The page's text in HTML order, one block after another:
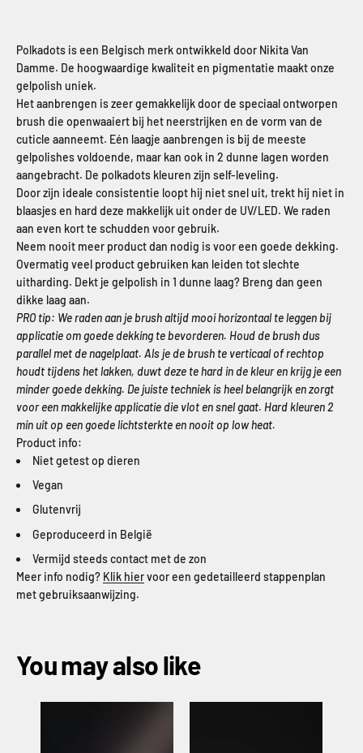
Polkadots is een Belgisch merk ontwikkeld door Nikita Van
Damme. De hoogwaardige kwaliteit en pigmentatie maakt onze
gelpolish uniek.
Het aanbrengen is zeer gemakkelijk door de speciaal ontworpen
brush die openwaaiert bij het neerstrijken en de vorm van de
cuticle aanneemt. Eén laagje aanbrengen is bij de meeste
gelpolishes voldoende, maar kan ook in 2 dunne lagen worden
aangebracht. De polkadots kleuren zijn self-leveling.
Door zijn ideale consistentie loopt hij niet snel uit, trekt hij niet in
blaasjes en hard deze makkelijk uit onder de UV/LED. We raden
aan even kort te schudden voor gebruik.
Neem nooit meer product dan nodig is voor een goede dekking.
Overmatig veel product gebruiken kan leiden tot slechte
uitharding. Dekt je gelpolish in 1 dunne laag? Breng dan geen
dikke laag aan.
PRO tip: We raden aan je brush altijd mooi horizontaal te leggen bij
applicatie om goede dekking te bevorderen. Houd de brush dus
parallel met de nagelplaat. Als je de brush te verticaal of rechtop
houdt tijdens het lakken, duwt deze te hard in de kleur en krijg je een
minder goede dekking. De juiste techniek is heel belangrijk en zorgt
voor een makkelijke applicatie die vlot en snel gaat. Hard kleuren 2
min uit op een goede lichtsterkte en nooit op low heat.
Product info:
Niet getest op dieren
Vegan
Glutenvrij
Geproduceerd in België
Vermijd steeds contact met de zon
Meer info nodig? Klik hiervoor een gedetailleerd stappenplan
met gebruiksaanwijzing.
You may also like